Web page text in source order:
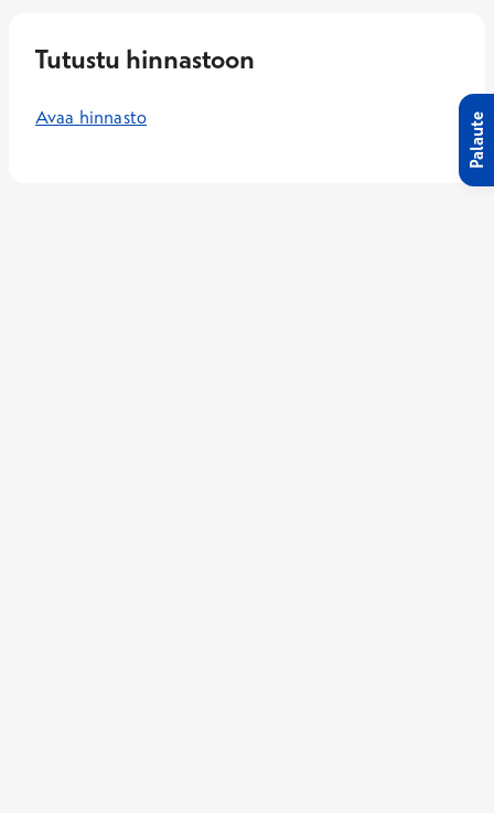
Tutustu hinnastoon
Avaa hinnasto Palaute